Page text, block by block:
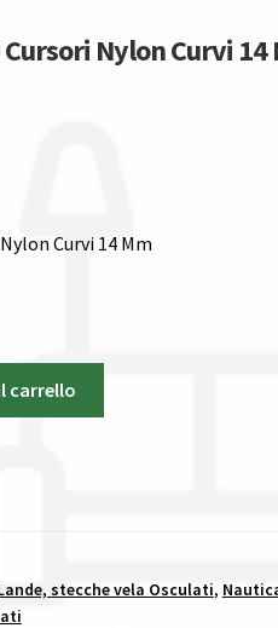
Nylon Curvi
Curvi 14 Mm
carrello
stecche vela Osculati,